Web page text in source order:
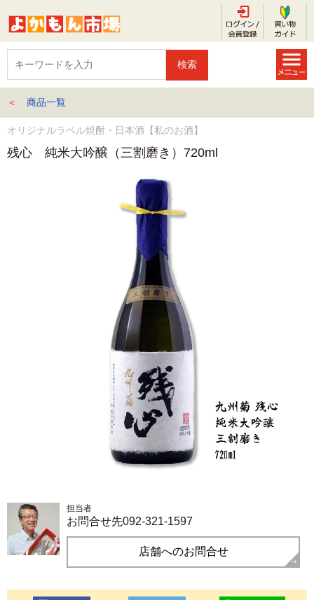
＜ 商品一覧
オリジナルラベル焼酎・日本酒【私のお酒】
残心 純米大吟醸（三割磨き）720ml
担当者
お問合せ先092-321-1597
店舗へのお問合せ